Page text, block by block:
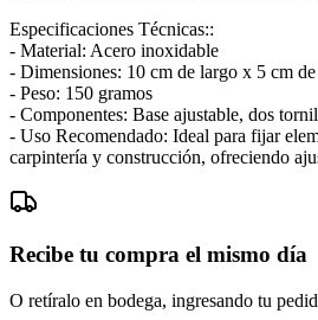
Especificaciones Técnicas::
- Material: Acero inoxidable
- Dimensiones: 10 cm de largo x 5 cm
- Peso: 150 gramos
- Componentes: Base ajustable, dos
- Uso Recomendado: Ideal para fijar
carpintería y construcción, ofreciendo
Recibe tu compra el mismo día
O retíralo en bodega, ingresando tu